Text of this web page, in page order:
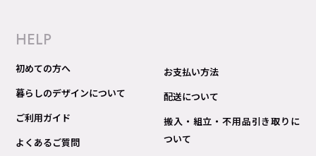
HELP
初めての方へ
暮らしのデザインについて
ご利用ガイド
よくあるご質問
お支払い方法
配送について
搬入・組立・不用品引き取りに
ついて